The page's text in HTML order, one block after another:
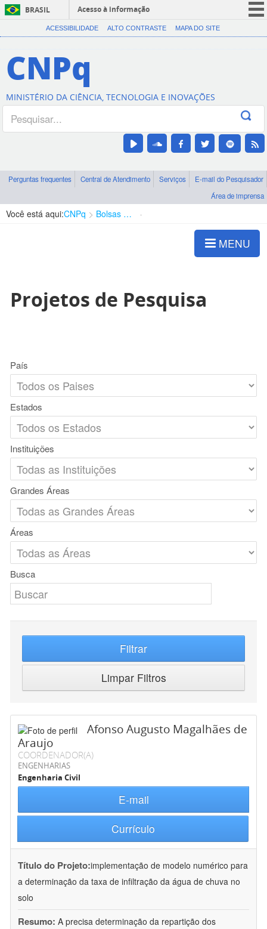
BRASIL
Acesso à informação
CORONAVÍRUS (COVID-19)
Canais
ACESSIBILIDADE ALTO CONTRASTE MAPA DO SITE
CNPq
MINISTÉRIO DA CIÊNCIA, TECNOLOGIA E INOVAÇÕES
Perguntas frequentes Central de Atendimento Serviços
E-mail do Pesquisador
Área de imprensa
Você está aqui:CNPq Bolsas e Auxílios Vigentes
MENU
Projetos de Pesquisa
País
Estados
Instituições
Grandes Áreas
Áreas
Busca
Filtrar
Limpar Filtros
Afonso Augusto Magalhães de
Araujo
COORDENADOR(A)
ENGENHARIAS
Engenharia Civil
E-mail
Currículo
Título do Projeto:implementação de modelo numérico para
a determinação da taxa de infiltração da água de chuva no
solo
Resumo: A precisa determinação da repartição dos